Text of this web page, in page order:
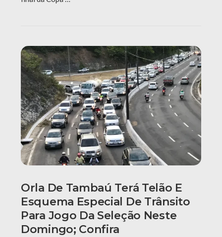
Orla De Tambaú Terá Telão E
Esquema Especial De Trânsito
Para Jogo Da Seleção Neste
Domingo; Confira